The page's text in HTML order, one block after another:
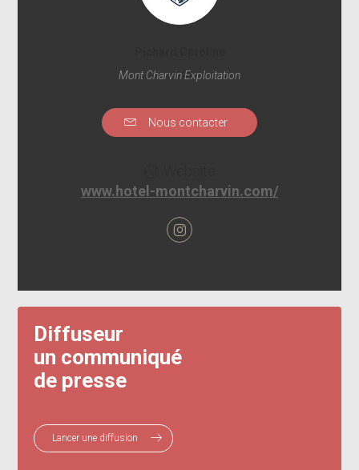
Mont Charvin Exploitation
Nous contacter
www.hotel-montcharvin.com/
Diffuseur
un communiqué
de presse
Lancer une diffusion